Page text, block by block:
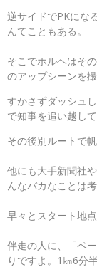
逆サイドでPKにな
んてこともある。
そこでホルヘはそ
のアップシーンを撮
すかさずダッシュ
で知事を追い越し
その後別ルートで
他にも大手新聞社
んなバカなことは考
早々とスタート地
伴走の人に、「ペ
りですよ。1㎞6分